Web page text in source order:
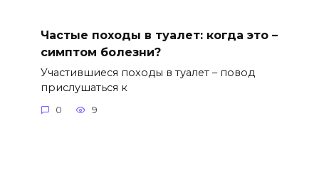
Частые походы в туалет: когда это –
симптом болезни?
Участившиеся походы в туалет – повод
прислушаться к
0 9